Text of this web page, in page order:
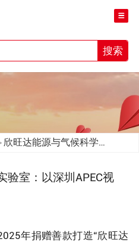
搜索
欣旺达能源与气候科学实
验室：以深圳APEC视
年捐赠善款打造“欣旺达